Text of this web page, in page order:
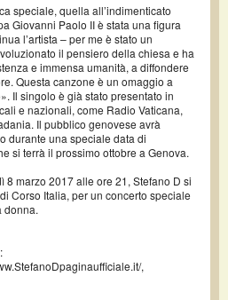
speciale, quella all’indimenticato
Giovanni Paolo II è stata una figura
l’artista – per me è stato un
il pensiero della chiesa e ha
e immensa umanità, a diffondere
Questa canzone è un omaggio a
Il singolo è già stato presentato in
e nazionali, come Radio Vaticana,
Il pubblico genovese avrà
durante una speciale data di
si terrà il prossimo ottobre a Genova.
8 marzo 2017 alle ore 21, Stefano D si
Corso Italia, per un concerto speciale
donna.
,